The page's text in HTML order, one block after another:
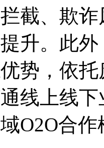
截、欺
升。此
势，依
线上线
O2O合